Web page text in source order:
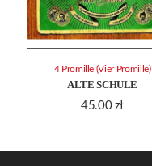
ALTE SCHULE
45.00 zł
4 Promille (Vier Promille)